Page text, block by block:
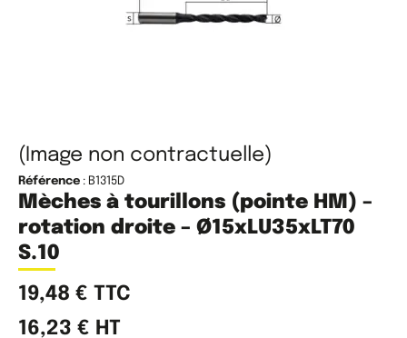
(Image non contractuelle)
Référence : B1315D
Mèches à tourillons (pointe HM) –
rotation droite – Ø15xLU35xLT70
S.10
19,48 € TTC
16,23 € HT